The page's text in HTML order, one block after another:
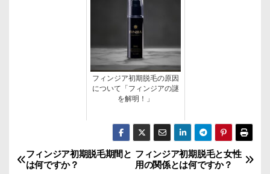
フィンジア初期脱毛の原因
について「フィンジアの謎
を解明！」
投
フィンジア初期脱毛と女性
用の関係とは何ですか？
フィンジア初期脱毛期間と
は何ですか？